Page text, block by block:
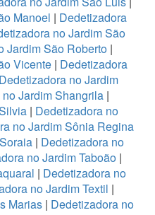
Manoel | Dedetizadora
no Jardim São
Jardim São Roberto|
Vicente| Dedetizadora
Dedetizadora no Jardim
Jardim Shangrila|
| Dedetizadora no
no Jardim Sônia Regina
| Dedetizadora no
no Jardim Taboão |
| Dedetizadora no
no Jardim Textil |
Marias| Dedetizadora no